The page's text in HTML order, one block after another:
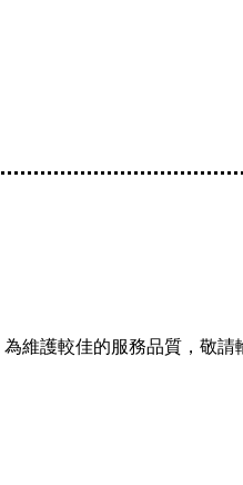
維護較佳的服務品質，敬